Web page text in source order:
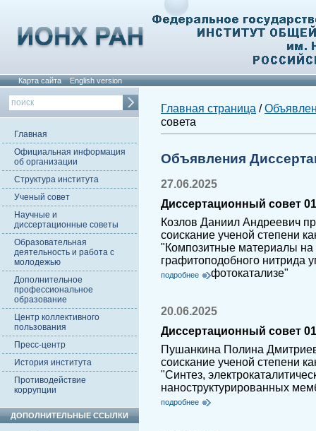
Карта сайта English version
Главная
Официальная информация
об организации
Структура института
Ученый совет
Научные и
диссертационные советы
Образовательная
деятельность и работа с
молодежью
Дополнительное
профессиональное
образование
Центр коллективного
пользования
Пресс-центр
История института
Противодействие
коррупции
ДОПОЛНИТЕЛЬНЫЕ ССЫЛКИ
Главная страница /
совета
Объявления
27.06.2025
Диссертационный совет
Козлов Даниил Андреевич
соискание ученой степени
"Композитные материалы
графитоподобного нитрида
фотокатализе"
подробнее
20.06.2025
Диссертационный совет
Пушанкина Полина
соискание ученой степени
"Синтез,
наноструктурированных
подробнее